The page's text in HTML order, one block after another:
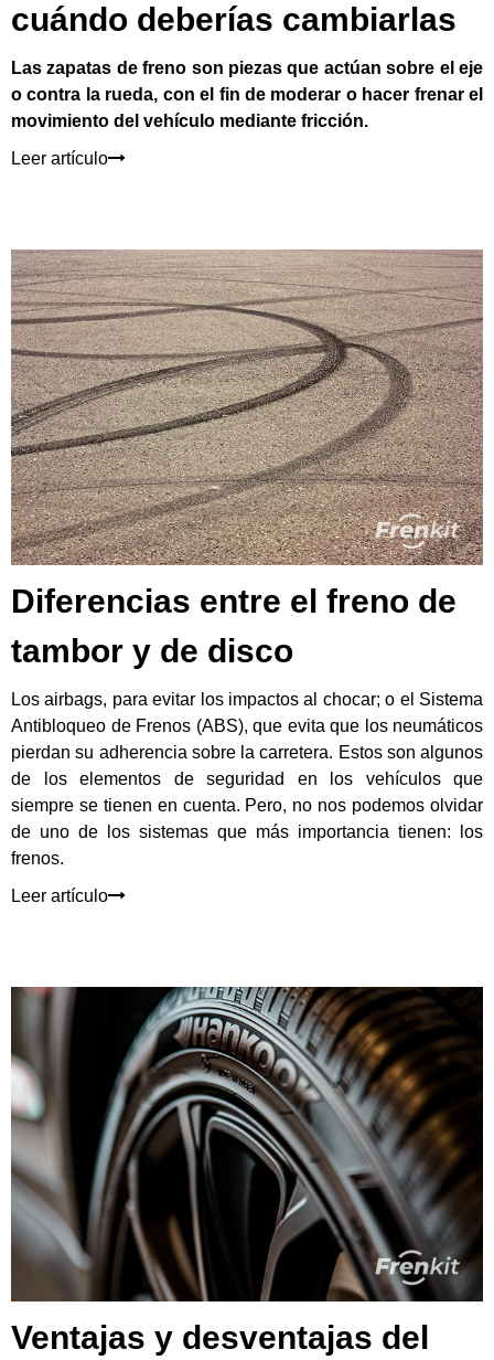
cuándo deberías cambiarlas
Las zapatas de freno son piezas que actúan sobre el eje
o contra la rueda, con el fin de moderar o hacer frenar el
movimiento del vehículo mediante fricción.
Leer artículo
Diferencias entre el freno de
tambor y de disco
Los airbags, para evitar los impactos al chocar; o el Sistema
Antibloqueo de Frenos (ABS), que evita que los neumáticos
pierdan su adherencia sobre la carretera. Estos son algunos
de los elementos de seguridad en los vehículos que
siempre se tienen en cuenta. Pero, no nos podemos olvidar
de uno de los sistemas que más importancia tienen: los
frenos.
Leer artículo
Ventajas y desventajas del